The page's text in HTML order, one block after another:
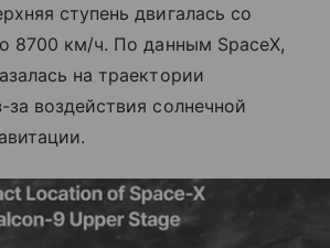
ступень двигалась со
8700 км/ч. По данным SpaceX,
на траектории
за воздействия солнечной